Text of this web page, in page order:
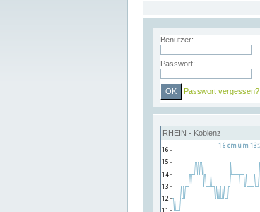
Benutzer:
Passwort:
Passwort vergessen?
RHEIN - Koblenz